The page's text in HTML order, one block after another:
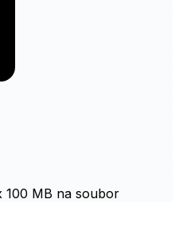
100 MB na soubor